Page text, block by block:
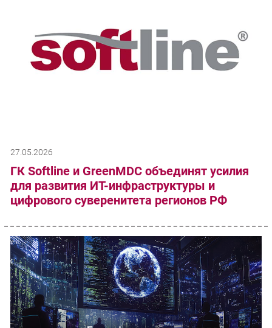
27.05.2026
ГК Softline и GreenMDC объединят усилия
для развития ИТ-инфраструктуры и
цифрового суверенитета регионов РФ